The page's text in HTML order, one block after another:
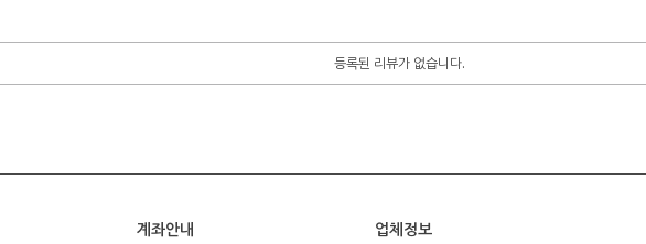
등록된 리뷰가 없습니다.
계좌안내 업체정보